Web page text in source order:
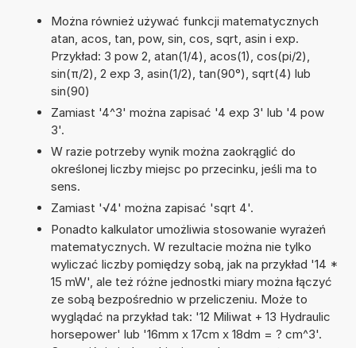
Można również używać funkcji matematycznych
atan, acos, tan, pow, sin, cos, sqrt, asin i exp.
Przykład: 3 pow 2, atan(1/4), acos(1), cos(pi/2),
sin(π/2), 2 exp 3, asin(1/2), tan(90°), sqrt(4) lub
sin(90)
Zamiast '4^3' można zapisać '4 exp 3' lub '4 pow
3'.
W razie potrzeby wynik można zaokrąglić do
określonej liczby miejsc po przecinku, jeśli ma to
sens.
Zamiast '√4' można zapisać 'sqrt 4'.
Ponadto kalkulator umożliwia stosowanie wyrażeń
matematycznych. W rezultacie można nie tylko
wyliczać liczby pomiędzy sobą, jak na przykład '14 *
15 mW', ale też różne jednostki miary można łączyć
ze sobą bezpośrednio w przeliczeniu. Może to
wyglądać na przykład tak: '12 Miliwat + 13 Hydraulic
horsepower' lub '16mm x 17cm x 18dm = ? cm^3'.